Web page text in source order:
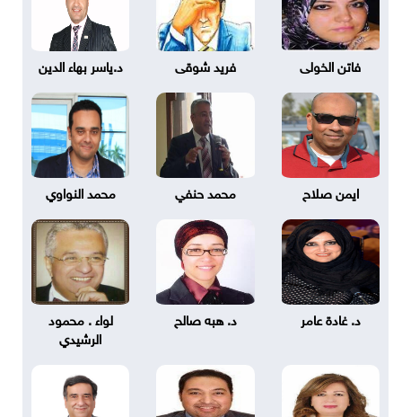
فاتن الخولى فريد شوقى د.ياسر بهاء الدين
ايمن صلاح محمد حنفي محمد النواوي
د. غادة عامر د. هبه صالح
لواء . محمود
الرشيدي